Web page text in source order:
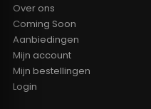
Over ons
Coming Soon
Aanbiedingen
Mijn account
Mijn bestellingen
Login